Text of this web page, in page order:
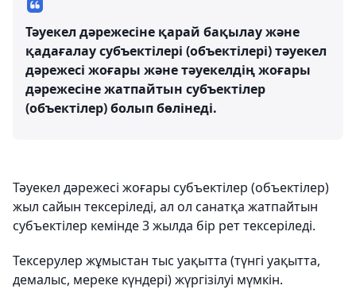
Тәуекел дәрежесіне қарай бақылау және
қадағалау субъектілері (объектілері) тәуекел
дәрежесі жоғары және тәуекелдің жоғары
дәрежесіне жатпайтын субъектілер
(объектілер) болып бөлінеді.
Тәуекел дәрежесі жоғары субъектілер (объектілер)
жыл сайын тексеріледі, ал ол санатқа жатпайтын
субъектілер кемінде 3 жылда бір рет тексеріледі.
Тексерулер жұмыстан тыс уақытта (түнгі уақытта,
демалыс, мереке күндері) жүргізілуі мүмкін.